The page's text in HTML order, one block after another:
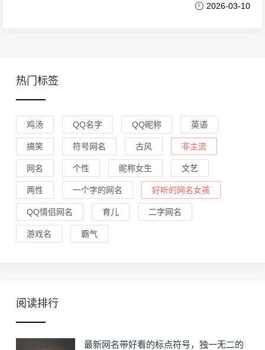
2026-03-10
热门标签
鸡汤 QQ名字 QQ昵称 英语
搞笑 符号网名 古风 非主流
网名 个性 昵称女生 文艺
两性 一个字的网名 好听的网名女孩
QQ情侣网名 育儿 二字网名
游戏名 霸气
阅读排行
最新网名带好看的标点符号，独一无二的